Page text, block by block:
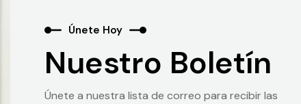
Únete Hoy
Nuestro Boletín
Únete a nuestra lista de correo para recibir las